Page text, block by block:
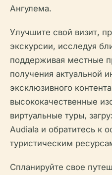
Ангулема.
Улучшите свой визит,
экскурсии, исследуя
поддерживая местные
получения актуальной
эксклюзивного
высококачественные
виртуальные туры,
Audiala и обратитесь к
туристическим
Спланируйте свое